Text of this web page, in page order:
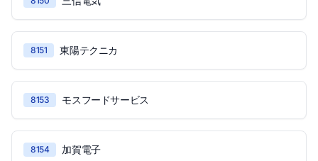
8151 東陽テクニカ
8153 モスフードサービス
8154 加賀電子